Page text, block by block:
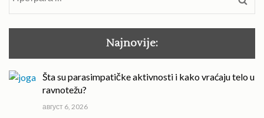
Najnovije:
Šta su parasimpatičke aktivnosti i kako vraćaju telo u
ravnotežu?
август 6, 2026